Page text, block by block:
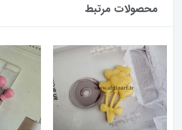
محصولات مرتبط